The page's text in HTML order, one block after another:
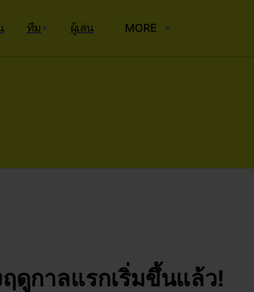
ทีม ผู้เล่น MORE
ดูกาลแรกเริ่มขึ้นแล้ว!